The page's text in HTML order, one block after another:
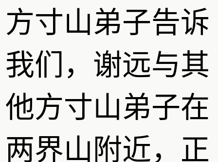
方寸山弟子告诉
我们，谢远与其
他方寸山弟子在
两界山附近，正